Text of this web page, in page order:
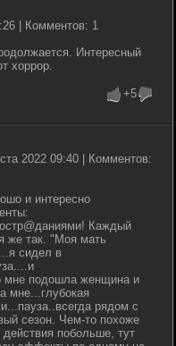
| Комментов: 1
Интересный
хоррор.
+5
2022 09:40 | Комментов:
и интересно
Каждый
же так. "Моя мать
сидел в
мне подошла женщина и
мне...глубокая
рядом с
сезон. Чем-то похоже
побольше, тут